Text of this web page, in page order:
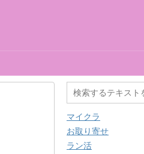
マイクラ
お取り寄せ
ラン活